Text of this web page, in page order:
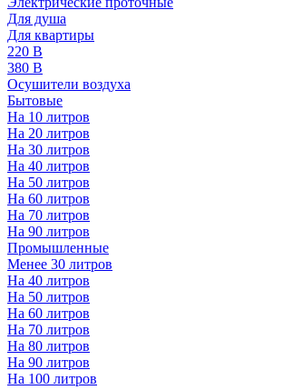
Для душа
Для квартиры
220 В
380 В
Осушители воздуха
Бытовые
На 10 литров
На 20 литров
На 30 литров
На 40 литров
На 50 литров
На 60 литров
На 70 литров
На 90 литров
Промышленные
Менее 30 литров
На 40 литров
На 50 литров
На 60 литров
На 70 литров
На 80 литров
На 90 литров
На 100 литров